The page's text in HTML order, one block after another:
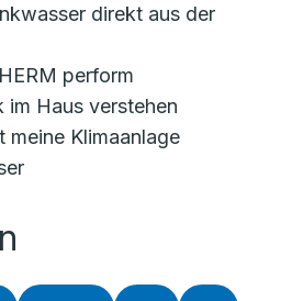
direkt aus der
perform
im Haus verstehen
meine Klimaanlage